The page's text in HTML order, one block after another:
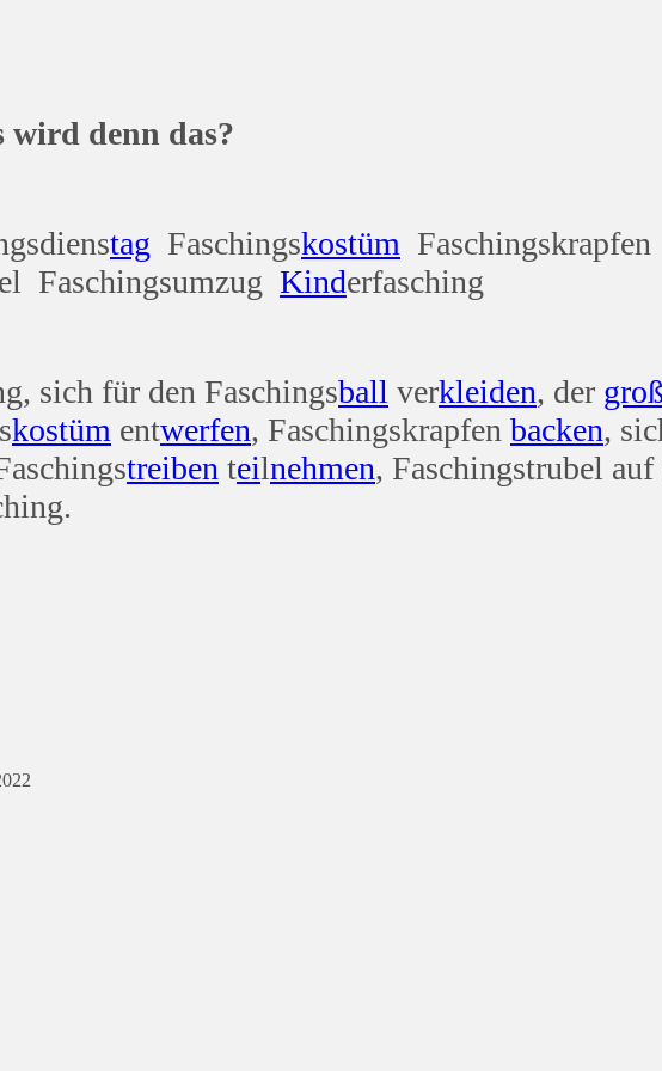
das?
tag Faschingskostüm
Faschingsumzug Kinderfasching
sich für den Faschingsball verkleiden, der groß
kostüm entwerfen, Faschingskrapfen backen,
treiben teilnehmen, Faschingstrubel